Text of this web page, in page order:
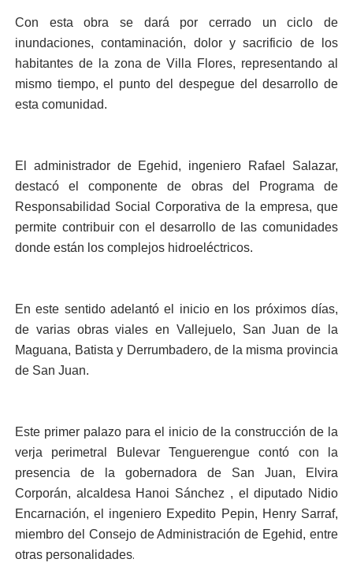
Con esta obra se dará por cerrado un ciclo de
inundaciones, contaminación, dolor y sacrificio de los
habitantes de la zona de Villa Flores, representando al
mismo tiempo, el punto del despegue del desarrollo de
esta comunidad.
El administrador de Egehid, ingeniero Rafael Salazar,
destacó el componente de obras del Programa de
Responsabilidad Social Corporativa de la empresa, que
permite contribuir con el desarrollo de las comunidades
donde están los complejos hidroeléctricos.
En este sentido adelantó el inicio en los próximos días,
de varias obras viales en Vallejuelo, San Juan de la
Maguana, Batista y Derrumbadero, de la misma provincia
de San Juan.
Este primer palazo para el inicio de la construcción de la
verja perimetral Bulevar Tenguerengue contó con la
presencia de la gobernadora de San Juan, Elvira
Corporán, alcaldesa Hanoi Sánchez , el diputado Nidio
Encarnación, el ingeniero Expedito Pepin, Henry Sarraf,
miembro del Consejo de Administración de Egehid, entre
otras personalidades.